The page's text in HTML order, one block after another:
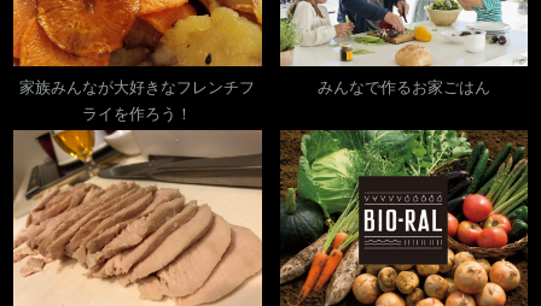
家族みんなが大好きなフレンチフ
ライを作ろう！
みんなで作るお家ごはん